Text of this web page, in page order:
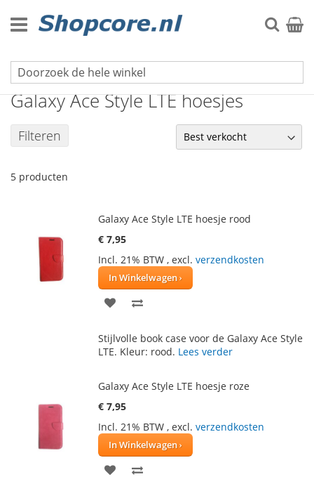
naar
de
Zoek
Galaxy Ace serie
Galaxy Ace Style LTE hoesjes
Filteren
5 producten
Galaxy Ace Style LTE hoesje rood
€ 7,95
Incl. 21% BTW , excl. verzendkosten
In Winkelwagen
VOEG
AAN TE
Stijlvolle book case voor de Galaxy Ace Style
LTE. Kleur: rood. Lees verder
Galaxy Ace Style LTE hoesje roze
€ 7,95
Incl. 21% BTW , excl. verzendkosten
In Winkelwagen
VOEG